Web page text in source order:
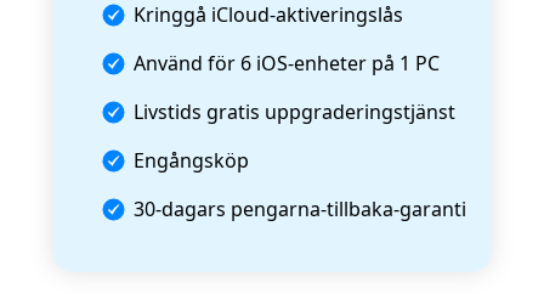
Kringgå iCloud-aktiveringslås
Använd för 6 iOS-enheter på 1 PC
Livstids gratis uppgraderingstjänst
Engångsköp
30-dagars pengarna-tillbaka-garanti